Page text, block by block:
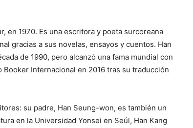
en 1970. Es una escritora y poeta surcoreana
gracias a sus novelas, ensayos y cuentos. Han
de 1990, pero alcanzó una fama mundial con
Internacional en 2016 tras su traducción
su padre, Han Seung-won, es también un
en la Universidad Yonsei en Seúl, Han Kang